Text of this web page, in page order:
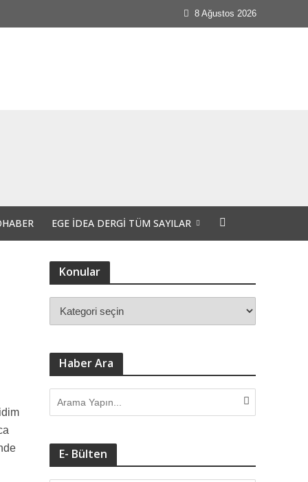
8 Ağustos 2026
günlerdeyiz.
sundu.
EGE İDEA DERGI TÜM SAYILAR
Konular
Haber Ara
E- Bülten